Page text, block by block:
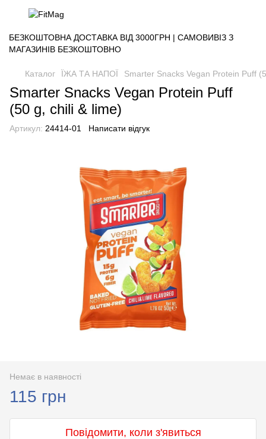
БЕЗКОШТОВНА ДОСТАВКА ВІД 3000ГРН | САМОВИВІЗ З
МАГАЗИНІВ БЕЗКОШТОВНО
Каталог ЇЖА ТА НАПОЇ Smarter Snacks Vegan Protein Puff
Smarter Snacks Vegan Protein Puff
(50 g, chili & lime)
Артикул: 24414-01 Написати відгук
Немає в наявності
115 грн
Повідомити, коли з'явиться